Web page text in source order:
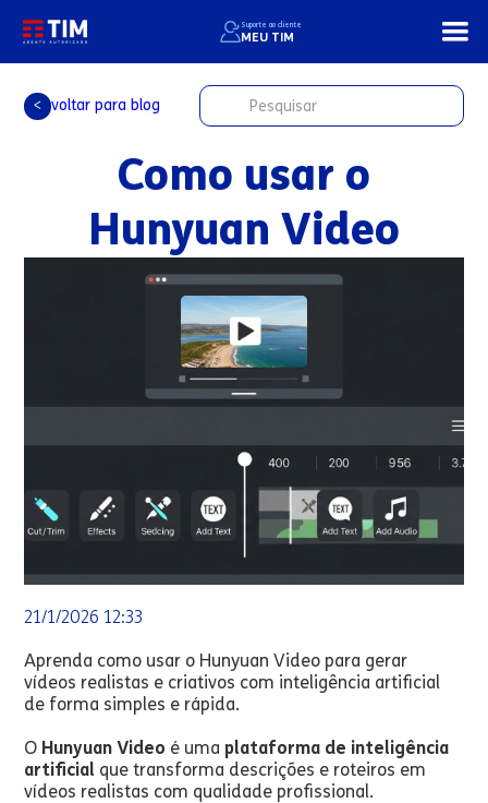
Suporte ao cliente
MEU TIM
< voltar para blog
Como usar o
Hunyuan Video
21/1/2026 12:33
Aprenda como usar o Hunyuan Video para gerar
vídeos realistas e criativos com inteligência artificial
de forma simples e rápida.
O Hunyuan Video é uma plataforma de inteligência
artificial que transforma descrições e roteiros em
vídeos realistas com qualidade profissional.